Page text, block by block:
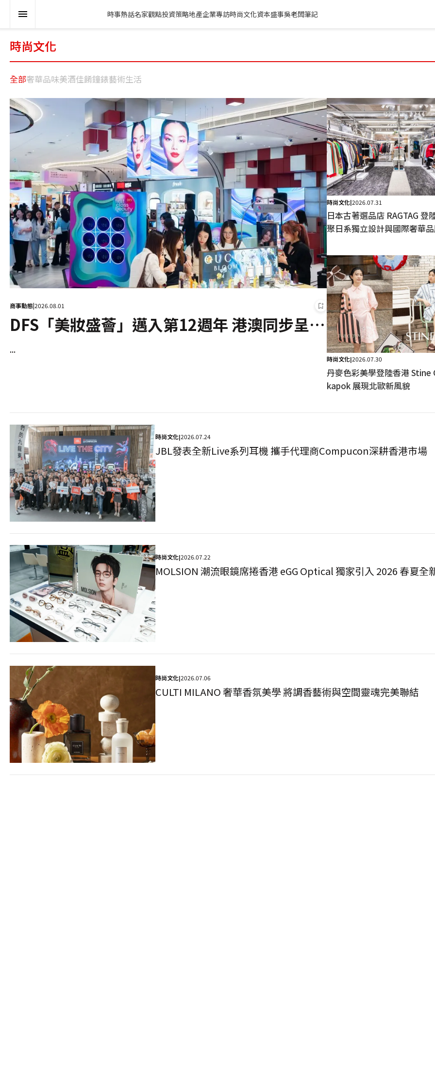
時事熱話名家觀點投資策略地產企業專訪時尚文化資本盛事吳老闆筆記
時尚文化
全部奢華品味美酒佳餚鐘錶藝術生活
商事動態|2026.08.01
DFS「美妝盛薈」邁入第12週年 港澳同步呈獻
沉浸式美妝體驗
...
時尚文化|2026.07.31
日本古著選品店 RAGTAG 登陸
聚日系獨立設計與國際奢華
時尚文化|2026.07.30
丹麥色彩美學登陸香港 Stine Goya 攜手
kapok 展現北歐新風貌
時尚文化|2026.07.24
JBL發表全新Live系列耳機 攜手代理商Compucon深耕香港市場
時尚文化|2026.07.22
MOLSION 潮流眼鏡席捲香港 eGG Optical 獨家引入 2026 春
時尚文化|2026.07.06
CULTI MILANO 奢華香氛美學 將調香藝術與空間靈魂完美聯結